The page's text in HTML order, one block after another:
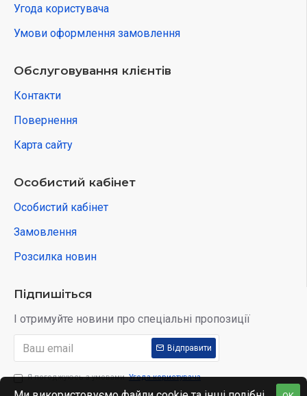
Угода користувача
Умови оформлення замовлення
Обслуговування клієнтів
Контакти
Повернення
Карта сайту
Особистий кабінет
Особистий кабінет
Замовлення
Розсилка новин
Підпишіться
І отримуйте новини про спеціальні пропозиції
Відправити
Я погоджуюсь з умовами Угода користувача